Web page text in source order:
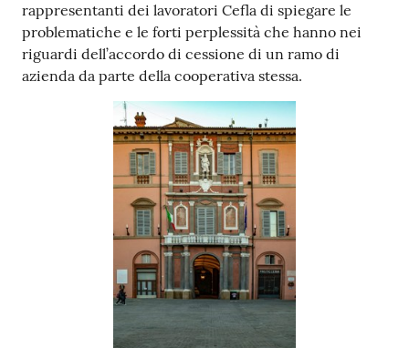
Argomenti
rappresentanti dei lavoratori Cefla di spiegare le
problematiche e le forti perplessità che hanno nei
riguardi dell’accordo di cessione di un ramo di
azienda da parte della cooperativa stessa.